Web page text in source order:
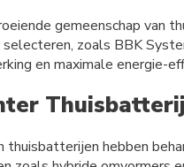
gemeenschap van
zoals BBK
en maximale energie-
thuisbatterijen hebben